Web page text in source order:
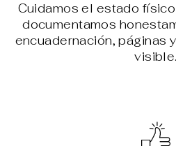
Cuidamos el estado
documentamos
encuadernación, páginas
visible.